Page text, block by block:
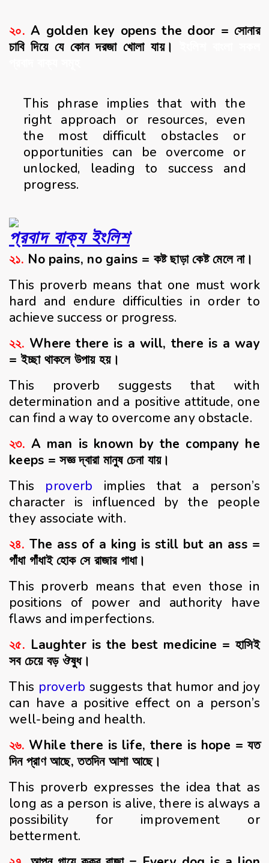
২০. A golden key opens the door = সোনার
চাবি দিয়ে যে কোন দরজা খোলা যায়।
This phrase implies that with the
right approach or resources, even
the most difficult obstacles or
opportunities can be overcome or
unlocked, leading to success and
progress.
প্রবাদ বাক্য ইংলিশ
২১. No pains, no gains = কষ্ট ছাড়া কেষ্ট মেলে না।
This proverb means that one must work
hard and endure difficulties in order to
achieve success or progress.
২২. Where there is a will, there is a way
= ইচ্ছা থাকলে উপায় হয়।
This proverb suggests that with
determination and a positive attitude, one
can find a way to overcome any obstacle.
২৩. A man is known by the company he
keeps = সজ্ঞ দ্বারা মানুষ চেনা যায়।
This proverb implies that a person’s
character is influenced by the people
they associate with.
২৪. The ass of a king is still but an ass =
গাঁধা গাঁধাই হোক সে রাজার গাধা।
This proverb means that even those in
positions of power and authority have
flaws and imperfections.
২৫. Laughter is the best medicine = হাসিই
সব চেয়ে বড় ঔষুধ।
This proverb suggests that humor and joy
can have a positive effect on a person’s
well-being and health.
২৬. While there is life, there is hope = যত
‍দিন প্রাণ আছে, ততদিন আশা আছে।
This proverb expresses the idea that as
long as a person is alive, there is always a
possibility for improvement or
betterment.